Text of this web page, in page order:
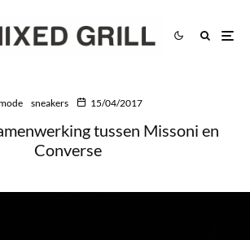
sneakers 15/04/2017
tussen Missoni en
Converse